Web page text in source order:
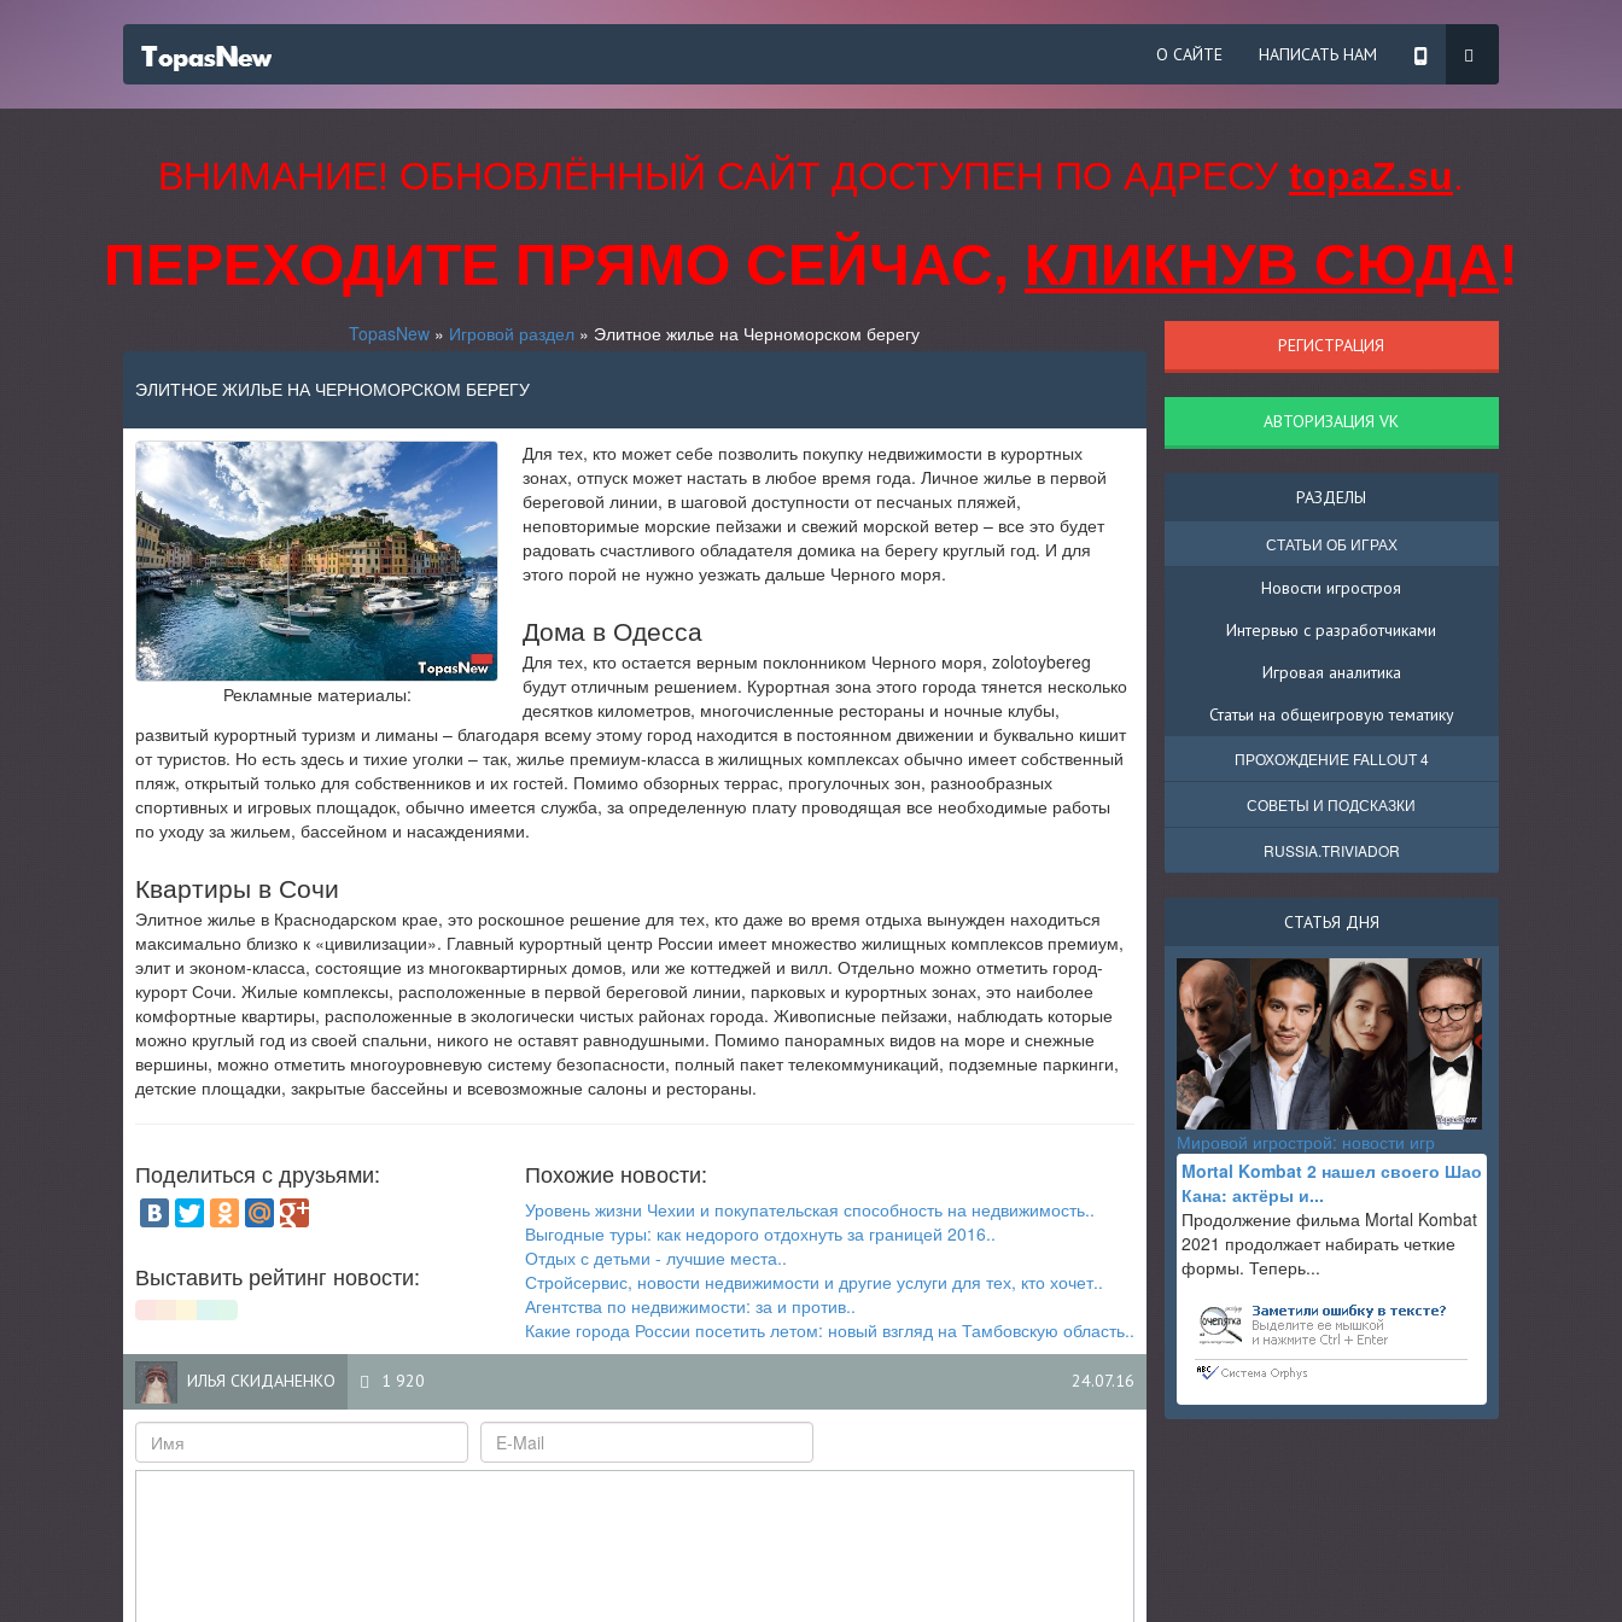
О САЙТЕ НАПИСАТЬ НАМ
ВНИМАНИЕ! ОБНОВЛЁННЫЙ САЙТ ДОСТУПЕН ПО АДРЕСУ topaZ.su.
ПЕРЕХОДИТЕ ПРЯМО СЕЙЧАС, КЛИКНУВ СЮДА!
TopasNew » Игровой раздел » Элитное жилье на Черноморском берегу
ЭЛИТНОЕ ЖИЛЬЕ НА ЧЕРНОМОРСКОМ БЕРЕГУ
Рекламные материалы:
Для тех, кто может себе позволить покупку недвижимости в курортных
зонах, отпуск может настать в любое время года. Личное жилье в первой
береговой линии, в шаговой доступности от песчаных пляжей,
неповторимые морские пейзажи и свежий морской ветер – все это будет
радовать счастливого обладателя домика на берегу круглый год. И для
этого порой не нужно уезжать дальше Черного моря.
Дома в Одесса
Для тех, кто остается верным поклонником Черного моря, zolotoybereg
будут отличным решением. Курортная зона этого города тянется несколько
десятков километров, многочисленные рестораны и ночные клубы,
развитый курортный туризм и лиманы – благодаря всему этому город находится в постоянном движении и буквально кишит
от туристов. Но есть здесь и тихие уголки – так, жилье премиум-класса в жилищных комплексах обычно имеет собственный
пляж, открытый только для собственников и их гостей. Помимо обзорных террас, прогулочных зон, разнообразных
спортивных и игровых площадок, обычно имеется служба, за определенную плату проводящая все необходимые работы
по уходу за жильем, бассейном и насаждениями.
Квартиры в Сочи
Элитное жилье в Краснодарском крае, это роскошное решение для тех, кто даже во время отдыха вынужден находиться
максимально близко к «цивилизации». Главный курортный центр России имеет множество жилищных комплексов премиум,
элит и эконом-класса, состоящие из многоквартирных домов, или же коттеджей и вилл. Отдельно можно отметить город-
курорт Сочи. Жилые комплексы, расположенные в первой береговой линии, парковых и курортных зонах, это наиболее
комфортные квартиры, расположенные в экологически чистых районах города. Живописные пейзажи, наблюдать которые
можно круглый год из своей спальни, никого не оставят равнодушными. Помимо панорамных видов на море и снежные
вершины, можно отметить многоуровневую систему безопасности, полный пакет телекоммуникаций, подземные паркинги,
детские площадки, закрытые бассейны и всевозможные салоны и рестораны.
Поделиться с друзьями:
Выставить рейтинг новости:
Похожие новости:
Уровень жизни Чехии и покупательская способность на недвижимость..
Выгодные туры: как недорого отдохнуть за границей 2016..
Отдых с детьми - лучшие места..
Стройсервис, новости недвижимости и другие услуги для тех, кто хочет..
Агентства по недвижимости: за и против..
Какие города России посетить летом: новый взгляд на Тамбовскую область..
ИЛЬЯ СКИДАНЕНКО 1 920 24.07.16
РЕГИСТРАЦИЯ
АВТОРИЗАЦИЯ VK
РАЗДЕЛЫ
СТАТЬИ ОБ ИГРАХ
Новости игростроя
Интервью с разработчиками
Игровая аналитика
Статьи на общеигровую тематику
ПРОХОЖДЕНИЕ FALLOUT 4
СОВЕТЫ И ПОДСКАЗКИ
RUSSIA.TRIVIADOR
СТАТЬЯ ДНЯ
Мировой игрострой: новости игр
Mortal Kombat 2 нашел своего Шао
Кана: актёры и...
Продолжение фильма Mortal Kombat
2021 продолжает набирать четкие
формы. Теперь...